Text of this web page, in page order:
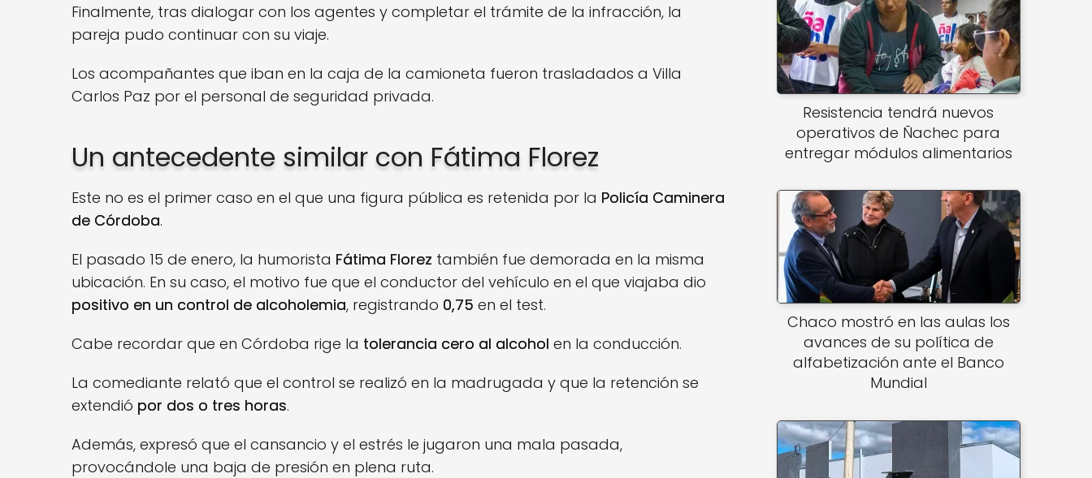
Finalmente, tras dialogar con los agentes y completar el trámite de la infracción, la
pareja pudo continuar con su viaje.
Los acompañantes que iban en la caja de la camioneta fueron trasladados a Villa
Carlos Paz por el personal de seguridad privada.
Un antecedente similar con Fátima Florez
Este no es el primer caso en el que una figura pública es retenida por la Policía Caminera
de Córdoba.
El pasado 15 de enero, la humorista Fátima Florez también fue demorada en la misma
ubicación. En su caso, el motivo fue que el conductor del vehículo en el que viajaba dio
positivo en un control de alcoholemia, registrando 0,75 en el test.
Cabe recordar que en Córdoba rige la tolerancia cero al alcohol en la conducción.
La comediante relató que el control se realizó en la madrugada y que la retención se
extendió por dos o tres horas.
Además, expresó que el cansancio y el estrés le jugaron una mala pasada,
provocándole una baja de presión en plena ruta.
Resistencia tendrá nuevos
operativos de Ñachec para
entregar módulos alimentarios
Chaco mostró en las aulas los
avances de su política de
alfabetización ante el Banco
Mundial